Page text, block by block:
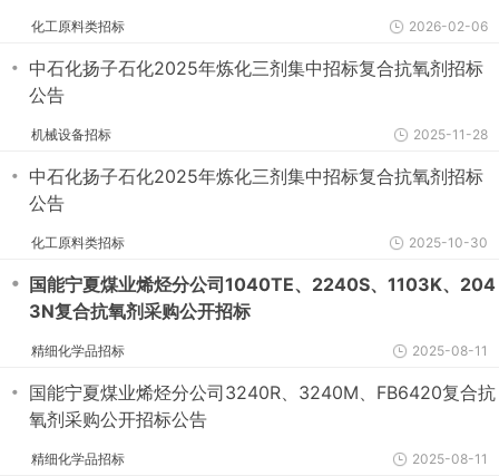
化工原料类招标 2026-02-06
・ 中石化扬子石化2025年炼化三剂集中招标复合抗氧剂招标
公告
机械设备招标 2025-11-28
・ 中石化扬子石化2025年炼化三剂集中招标复合抗氧剂招标
公告
化工原料类招标 2025-10-30
・ 国能宁夏煤业烯烃分公司1040TE、2240S、1103K、204
3N复合抗氧剂采购公开招标
精细化学品招标 2025-08-11
・ 国能宁夏煤业烯烃分公司3240R、3240M、FB6420复合抗
氧剂采购公开招标公告
精细化学品招标 2025-08-11